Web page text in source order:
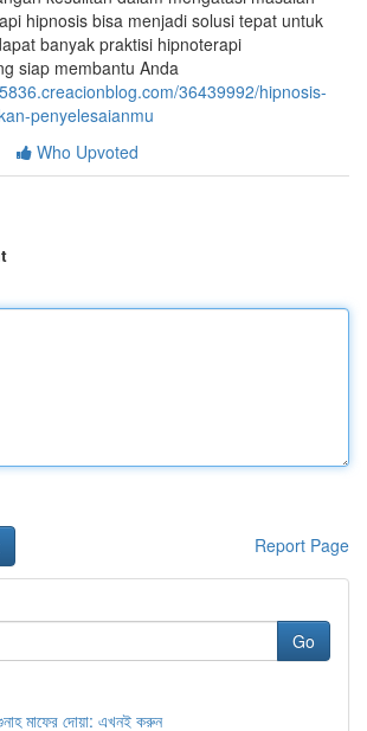
hipnosis bisa menjadi solusi tepat untuk
banyak praktisi hipnoterapi
siap membantu Anda
36439992/hipnosis-
penyelesaianmu
Who Upvoted
Report Page
Go
মাফের দোয়া: এখনই করুন